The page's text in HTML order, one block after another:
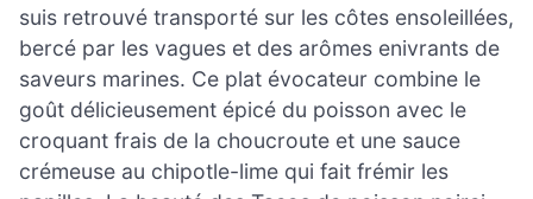
suis retrouvé transporté sur les côtes ensoleillées,
bercé par les vagues et des arômes enivrants de
saveurs marines. Ce plat évocateur combine le
goût délicieusement épicé du poisson avec le
croquant frais de la choucroute et une sauce
crémeuse au chipotle-lime qui fait frémir les